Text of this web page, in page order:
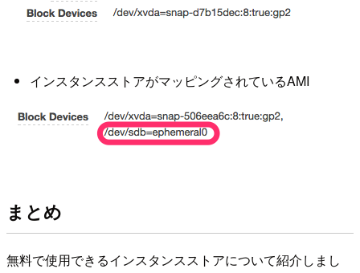
インスタンスストアがマッピングされているAMI
まとめ
無料で使用できるインスタンスストアについて紹介しまし